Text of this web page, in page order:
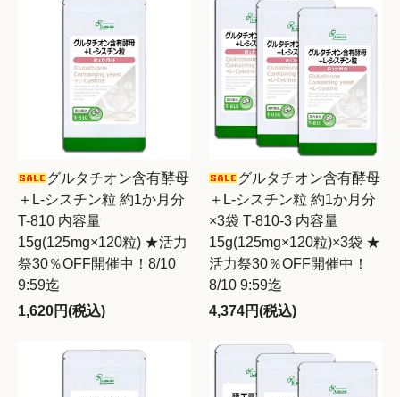
グルタチオン含有酵母
＋L-シスチン粒 約1か月分
T-810 内容量
15g(125mg×120粒) ★活力
祭30％OFF開催中！8/10
9:59迄
1,620円(税込)
グルタチオン含有酵母
＋L-シスチン粒 約1か月分
×3袋 T-810-3 内容量
15g(125mg×120粒)×3袋 ★
活力祭30％OFF開催中！
8/10 9:59迄
4,374円(税込)